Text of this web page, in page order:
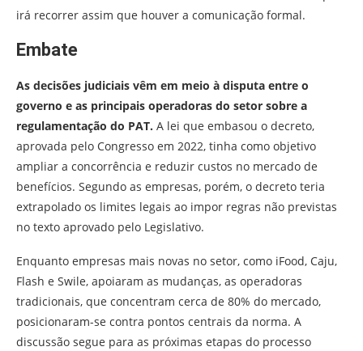
irá recorrer assim que houver a comunicação formal.
Embate
As decisões judiciais vêm em meio à disputa entre o
governo e as principais operadoras do setor sobre a
regulamentação do PAT. A lei que embasou o decreto,
aprovada pelo Congresso em 2022, tinha como objetivo
ampliar a concorrência e reduzir custos no mercado de
benefícios. Segundo as empresas, porém, o decreto teria
extrapolado os limites legais ao impor regras não previstas
no texto aprovado pelo Legislativo.
Enquanto empresas mais novas no setor, como iFood, Caju,
Flash e Swile, apoiaram as mudanças, as operadoras
tradicionais, que concentram cerca de 80% do mercado,
posicionaram-se contra pontos centrais da norma. A
discussão segue para as próximas etapas do processo